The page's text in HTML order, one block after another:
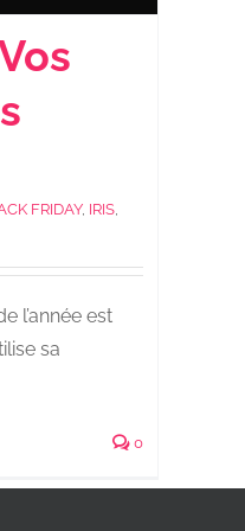
FRIDAY, IRIS,
l’année est
sa
0